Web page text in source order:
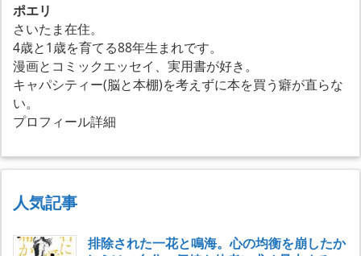
ポエリ
さいたま在住。
4歳と1歳を育てる88年生まれです。
漫画とコミックエッセイ、実用書が好き。
キャパシティー(脳と本棚)を考えずに本を買う癖が直らな
い。
プロフィール詳細
人気記事
排除された一花と鳴海。心の均衡を崩したか